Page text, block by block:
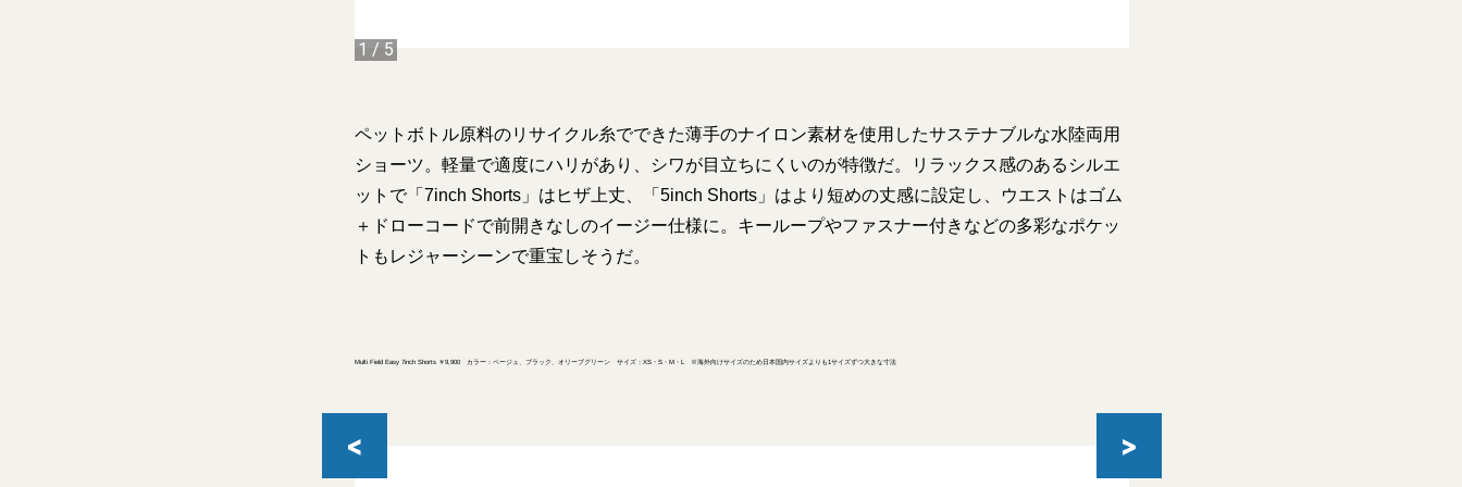
1 / 5
ペットボトル原料のリサイクル糸でできた薄手のナイロン素材を使用したサステナブルな水陸両用
ショーツ。軽量で適度にハリがあり、シワが目立ちにくいのが特徴だ。リラックス感のあるシルエ
ットで「7inch Shorts」はヒザ上丈、「5inch Shorts」はより短めの丈感に設定し、ウエストはゴム
＋ドローコードで前開きなしのイージー仕様に。キーループやファスナー付きなどの多彩なポケッ
トもレジャーシーンで重宝しそうだ。
Multi Field Easy 7inch Shorts ￥9,900 カラー：ベージュ、ブラック、オリーブグリーン サイズ：XS・S・M・L ※海外向けサイズのため日本国内サイズよりも1サイズずつ大きな寸法
< >